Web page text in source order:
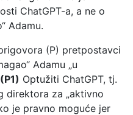
ChatGPT-a, a ne o
Adamu.
(P) pretpostavci
Adamu „u
(P1) Optužiti ChatGPT, tj.
direktora za „aktivno
je pravno moguće jer